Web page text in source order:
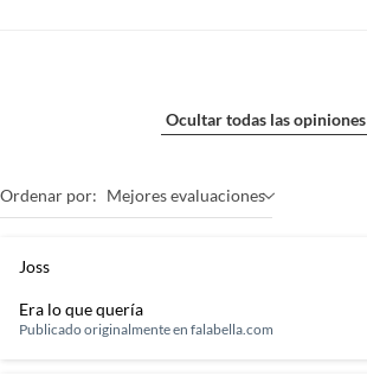
Ocultar todas las opiniones
Ordenar por: Mejores evaluaciones
Joss
Era lo que quería
Publicado originalmente en falabella.com